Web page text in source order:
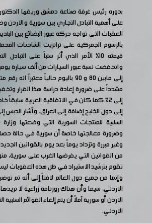
بدوره رئيس غرفة صناعة دمشق وريفها
على أهمية التبادل التجاري بين سورية والاردن
العقبات التي تواجه حركة عبور البضائع بين
بالرسوم الجمركية على ترانزيت الشاحنات
قيمته 10% الأمر الذي أثر سلباً على
إلى مابين 80 و 90 باليوم حالياً
مشدداُ على ضرورة إعادة دراسة هذا القرار
إلى 2% كما كان في الاتفاقية العربية سابقاً
إلى دول الخليج إضافة إلى العراق. وأشار الدبس
السلبية للمنتجات السورية التي وضعتها وزارة
وضرورة معالجتها خاصة أن سورية في حالة
وغير مبررة وتزداد يوماً بعد يوم بالقوانين
من القوانين التي يفرضها الغرب على سورية،
تقوم بترشيد الاستيراد في ظل هذه العقوبات
وإنما من جميع دول العالم لافتاً إلى أنه تم
الاردني، سيما وأن هناك روزنامة زراعية لا
الاردن أو سورية آملاً أن يتم إلغاء القوائم
الاردني.